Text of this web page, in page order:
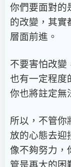
你們要面對的
的改變，其實
層面前進。
不要害怕改變
也有一定程度
你也將註定無
所以，不管你
放的心態去迎
像不夠努力，
管是再大的困